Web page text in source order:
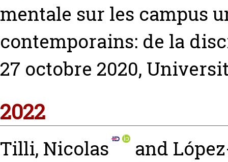
mentale sur les campus
contemporains: de la
27 octobre 2020,
2022
Tilli, Nicolas and